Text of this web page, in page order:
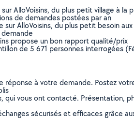
AlloVoisins, du plus petit village à la
de demandes postées par an
AlloVoisins, du plus petit besoin
propose un bon rapport qualité/prix
de 5 671 personnes interrogées
réponse à votre demande. Postez
vous ont contacté. Présentation,
sécurisés et efficaces grâce